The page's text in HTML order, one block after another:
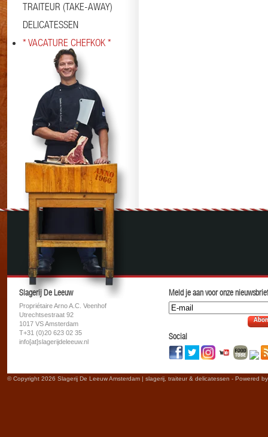
TRAITEUR (TAKE-AWAY)
DELICATESSEN
* VACATURE CHEFKOK *
Slagerij De Leeuw
Propriétaire Arno A.C. Veenhof
Utrechtsestraat 92
1017 VS Amsterdam
T+31 (0)20 623 02 35
info[at]slagerijdeleeuw.nl
Meld je aan voor onze
Social
© Copyright 2026 Slagerij De Leeuw Amsterdam | slagerij, traiteur & delicatessen - Powered